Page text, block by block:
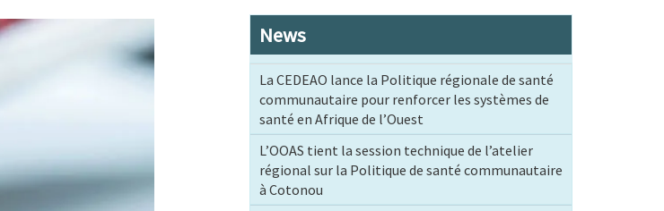
News
La CEDEAO lance la Politique régionale de santé
communautaire pour renforcer les systèmes de
santé en Afrique de l’Ouest
L’OOAS tient la session technique de l’atelier
régional sur la Politique de santé communautaire
à Cotonou